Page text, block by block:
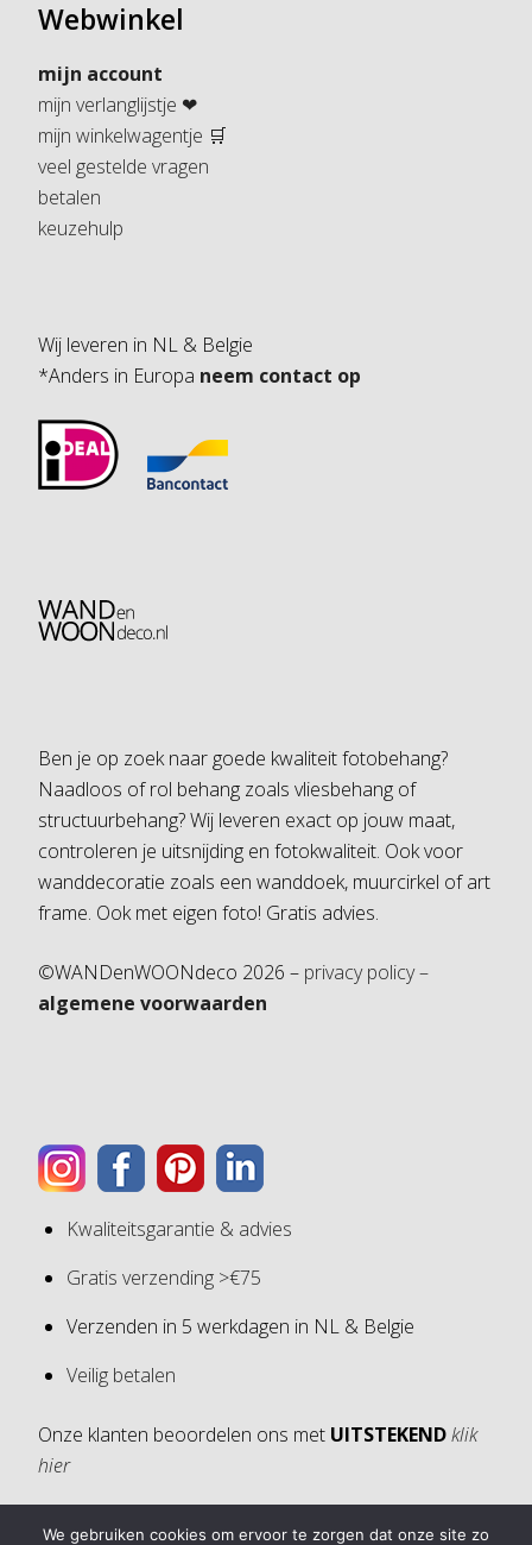
Webwinkel
mijn account
mijn verlanglijstje ❤
mijn winkelwagentje 🛒
veel gestelde vragen
betalen
keuzehulp
Wij leveren in NL & Belgie
*Anders in Europa neem contact op
Ben je op zoek naar goede kwaliteit fotobehang?
Naadloos of rol behang zoals vliesbehang of
structuurbehang? Wij leveren exact op jouw maat,
controleren je uitsnijding en fotokwaliteit. Ook voor
wanddecoratie zoals een wanddoek, muurcirkel of art
frame. Ook met eigen foto! Gratis advies.
©WANDenWOONdeco 2026 – privacy policy –
algemene voorwaarden
Kwaliteitsgarantie & advies
Gratis verzending >€75
Verzenden in 5 werkdagen in NL & Belgie
Veilig betalen
Onze klanten beoordelen ons met UITSTEKENDklik
hier
We gebruiken cookies om ervoor te zorgen dat onze site zo